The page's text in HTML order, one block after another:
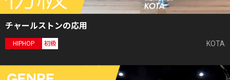
チャールストンの応用
HIPHOP 初級 KOTA